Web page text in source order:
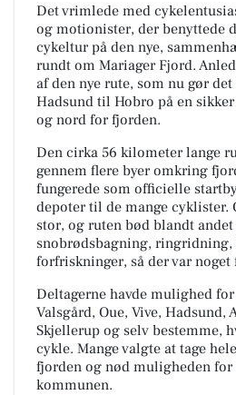
Det vrimlede med
og motionister, der benyttede
cykeltur på den nye,
rundt om Mariager Fjord.
af den nye rute, som nu gør
Hadsund til Hobro på en
og nord for fjorden.
Den cirka 56 kilometer lange
gennem flere byer omkring
fungerede som officielle
depoter til de mange cyklister.
stor, og ruten bød blandt
snobrødsbagning, ringridning,
forfriskninger, så der var noget
Deltagerne havde mulighed
Valsgård, Oue, Vive, Hadsund,
Skjellerup og selv bestemme,
cykle. Mange valgte at tage
fjorden og nød muligheden for
kommunen.